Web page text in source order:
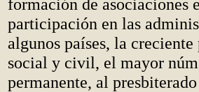
formación de asociaciones
participación en las
algunos países, la
social y civil, el mayor
permanente, al